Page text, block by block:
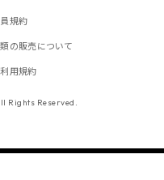
規約
の販売について
用規約
Rights Reserved.